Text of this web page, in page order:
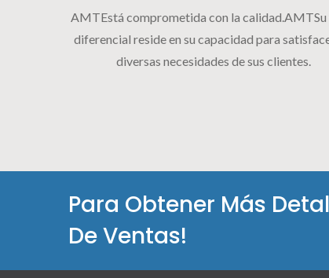
AMTEstá comprometida con la
diferencial reside en su capacidad para
diversas necesidades de sus clientes.
Para Obtener Más
De Ventas!